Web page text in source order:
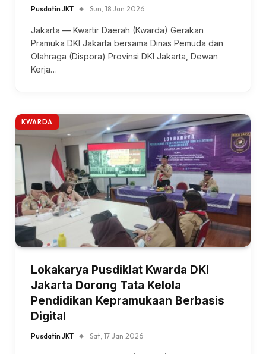
Pusdatin JKT Sun, 18 Jan 2026
Jakarta — Kwartir Daerah (Kwarda) Gerakan
Pramuka DKI Jakarta bersama Dinas Pemuda dan
Olahraga (Dispora) Provinsi DKI Jakarta, Dewan
Kerja…
KWARDA
Lokakarya Pusdiklat Kwarda DKI
Jakarta Dorong Tata Kelola
Pendidikan Kepramukaan Berbasis
Digital
Pusdatin JKT Sat, 17 Jan 2026